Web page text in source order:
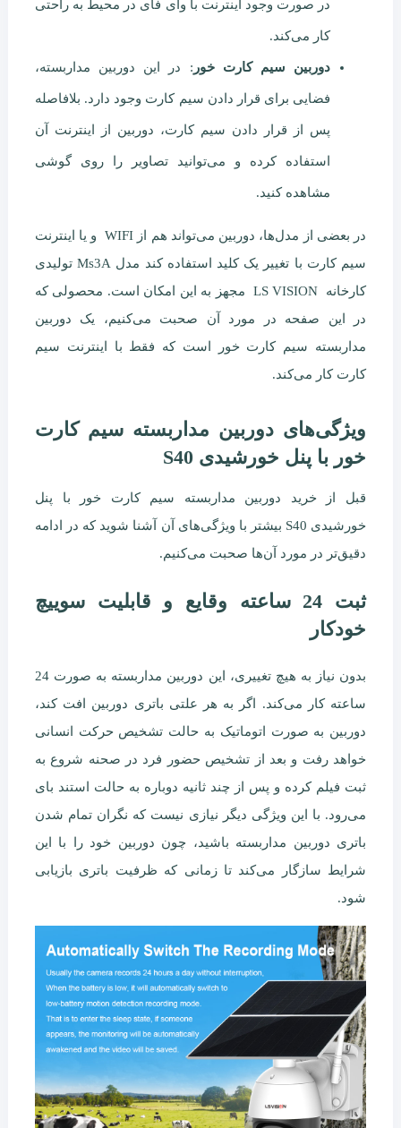
در صورت وجود اینترنت با وای فای در محیط به راحتی
کار می‌کند.
دوربین سیم کارت خور : در این دوربین مداربسته،
فضایی برای قرار دادن سیم کارت وجود دارد. بلافاصله
پس از قرار دادن سیم کارت، دوربین از اینترنت آن
استفاده کرده و می‌توانید تصاویر را روی گوشی
مشاهده کنید.
در بعضی از مدل‌ها، دوربین می‌تواند هم از WIFI و یا اینترنت
سیم کارت با تغییر یک کلید استفاده کند مدل Ms3A تولیدی
کارخانه LS VISION مجهز به این امکان است. محصولی که
در این صفحه در مورد آن صحبت می‌کنیم، یک دوربین
مداربسته سیم کارت خور است که فقط با اینترنت سیم
کارت کار می‌کند.
ویژگی‌های دوربین مداربسته سیم کارت
خور با پنل خورشیدی S40
قبل از خرید دوربین مداربسته سیم کارت خور با پنل
خورشیدی S40 بیشتر با ویژگی‌های آن آشنا شوید که در ادامه
دقیق‌تر در مورد آن‌ها صحبت می‌کنیم.
ثبت 24 ساعته وقایع و قابلیت سوییچ
خودکار
بدون نیاز به هیچ تغییری، این دوربین مداربسته به صورت 24
ساعته کار می‌کند. اگر به هر علتی باتری دوربین افت کند،
دوربین به صورت اتوماتیک به حالت تشخیص حرکت انسانی
خواهد رفت و بعد از تشخیص حضور فرد در صحنه شروع به
ثبت فیلم کرده و پس از چند ثانیه دوباره به حالت استند بای
می‌رود. با این ویژگی دیگر نیازی نیست که نگران تمام شدن
باتری دوربین مداربسته باشید، چون دوربین خود را با این
شرایط سازگار می‌کند تا زمانی که ظرفیت باتری بازیابی
شود.